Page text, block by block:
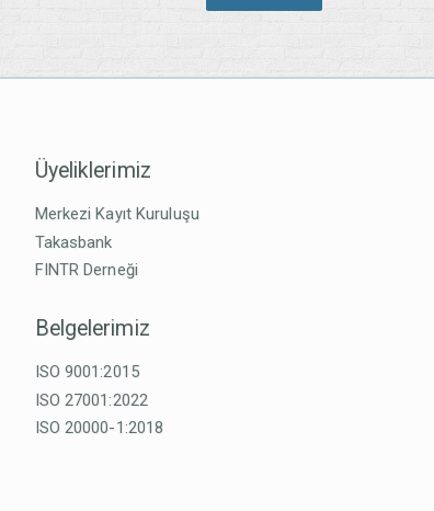
Üyeliklerimiz
Merkezi Kayıt Kuruluşu
Takasbank
FINTR Derneği
Belgelerimiz
ISO 9001:2015
ISO 27001:2022
ISO 20000-1:2018